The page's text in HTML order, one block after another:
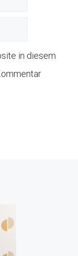
in diesem